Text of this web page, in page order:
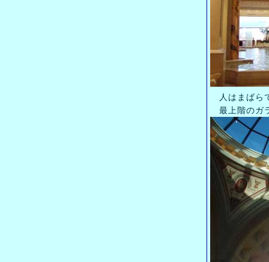
人はまばら
最上階のガ